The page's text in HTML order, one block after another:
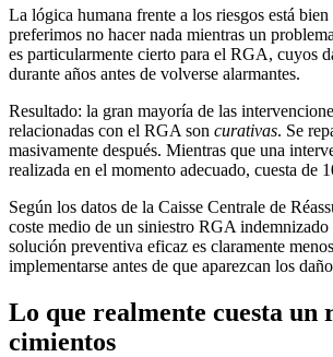
La lógica humana frente a los riesgos está bien
preferimos no hacer nada mientras un
es particularmente cierto para el RGA, cuyos
durante años antes de volverse alarmantes.
Resultado: la gran mayoría de las
relacionadas con el RGA son curativas. Se
masivamente después. Mientras que una
realizada en el momento adecuado, cuesta de
Según los datos de la Caisse Centrale de
coste medio de un siniestro RGA
solución preventiva eficaz es claramente
implementarse antes de que aparezcan los
Lo que realmente cuesta un
cimientos